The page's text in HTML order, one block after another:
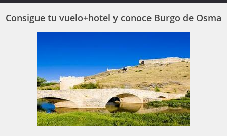
Consigue tu vuelo+hotel y conoce Burgo de Osma